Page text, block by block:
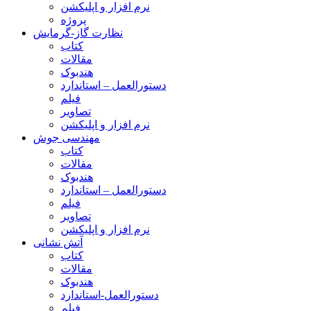
نرم افزار و اپلیکشن
پروژه
نظارت گاز-گرمایش
کتاب
مقالات
هندبوک
دستورالعمل – استاندارد
فیلم
تصاویر
نرم افزار و اپلیکشن
مهندسی جوش
کتاب
مقالات
هندبوک
دستورالعمل – استاندارد
فیلم
تصاویر
نرم افزار و اپلیکشن
آتش نشانی
کتاب
مقالات
هندبوک
دستورالعمل-استاندارد
فیلم